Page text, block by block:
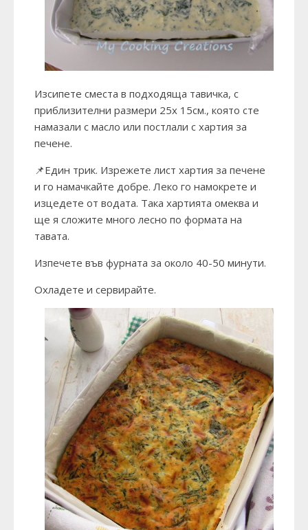
Изсипете сместа в подходяща тавичка, с
приблизителни размери 25х 15см., която сте
намазали с масло или постлали с хартия за
печене.
📌Един трик. Изрежете лист хартия за печене
и го намачкайте добре. Леко го намокрете и
изцедете от водата. Така хартията омеква и
ще я сложите много лесно по формата на
тавата.
Изпечете във фурната за около 40-50 минути.
Охладете и сервирайте.